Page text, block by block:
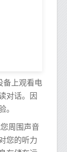
备上观看电
对话。因
。
周围声音
您的听力